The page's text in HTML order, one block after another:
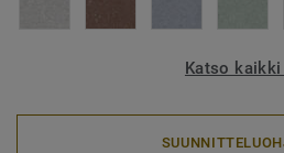
Katso